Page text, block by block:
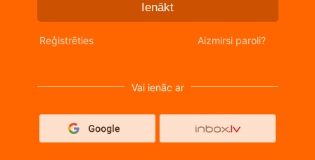
Ienākt
Reģistrēties Aizmirsi paroli?
Vai ienāc ar